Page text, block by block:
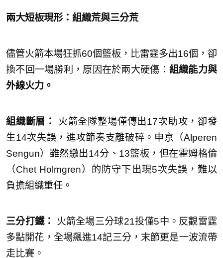
兩大短板現形：組織荒與三分荒
儘管火箭本場狂抓60個籃板，比雷霆多出16個，卻
換不回一場勝利，原因在於兩大硬傷： 組織能力與
外線火力。
組織斷層：
火箭全隊整場僅傳出17次助攻，卻發
生14次失誤，進攻節奏支離破碎。申京（Alperen
Sengun）雖然繳出14分、13籃板，但在霍姆格倫
（Chet Holmgren）的防守下出現5次失誤，難以
負擔組織重任。
三分打鐵：
火箭全場三分球21投僅5中。反觀雷霆
多點開花，全場飆進14記三分，末節更是一波流帶
走比賽。